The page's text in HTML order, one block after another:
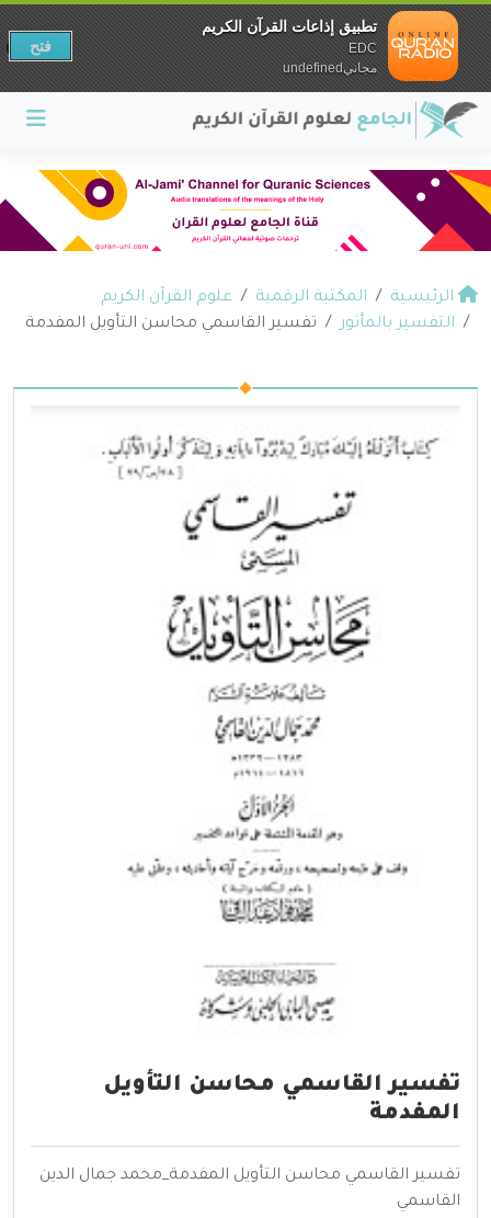
الرئيسية المكتبة الرقمية
علوم القرآن الكريم
التفسير بالمأثور
تفسير القاسمي محاسن التأويل المفدمة
تفسير القاسمي محاسن التأويل
المفدمة
تفسير القاسمي محاسن التأويل المفدمة_محمد جمال الدين
القاسمي
تطبيق إذاعات القرآن الكريم
EDC
مجانيundefined
فتح